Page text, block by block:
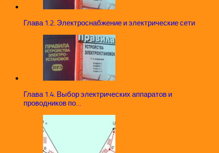
Глава 1.2. Электроснабжение и электрические сети
Глава 1.4. Выбор электрических аппаратов и
проводников по…